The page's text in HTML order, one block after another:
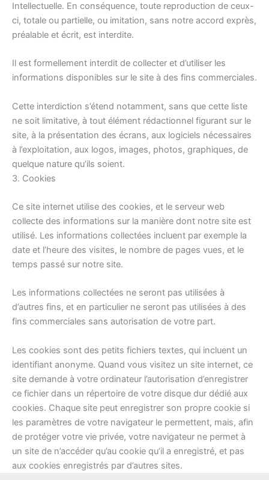
Intellectuelle. En conséquence, toute reproduction de ceux-
ci, totale ou partielle, ou imitation, sans notre accord exprès,
préalable et écrit, est interdite.
Il est formellement interdit de collecter et d’utiliser les
informations disponibles sur le site à des fins commerciales.
Cette interdiction s’étend notamment, sans que cette liste
ne soit limitative, à tout élément rédactionnel figurant sur le
site, à la présentation des écrans, aux logiciels nécessaires
à l’exploitation, aux logos, images, photos, graphiques, de
quelque nature qu’ils soient.
3. Cookies
Ce site internet utilise des cookies, et le serveur web
collecte des informations sur la manière dont notre site est
utilisé. Les informations collectées incluent par exemple la
date et l’heure des visites, le nombre de pages vues, et le
temps passé sur notre site.
Les informations collectées ne seront pas utilisées à
d’autres fins, et en particulier ne seront pas utilisées à des
fins commerciales sans autorisation de votre part.
Les cookies sont des petits fichiers textes, qui incluent un
identifiant anonyme. Quand vous visitez un site internet, ce
site demande à votre ordinateur l’autorisation d’enregistrer
ce fichier dans un répertoire de votre disque dur dédié aux
cookies. Chaque site peut enregistrer son propre cookie si
les paramètres de votre navigateur le permettent, mais, afin
de protéger votre vie privée, votre navigateur ne permet à
un site de n’accéder qu’au cookie qu’il a enregistré, et pas
aux cookies enregistrés par d’autres sites.